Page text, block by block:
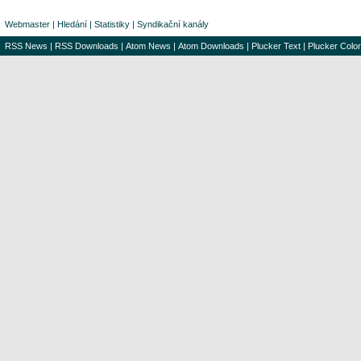
Webmaster | Hledání | Statistiky | Syndikační kanály
RSS News | RSS Downloads | Atom News | Atom Downloads | Plucker Text | Plucker Color